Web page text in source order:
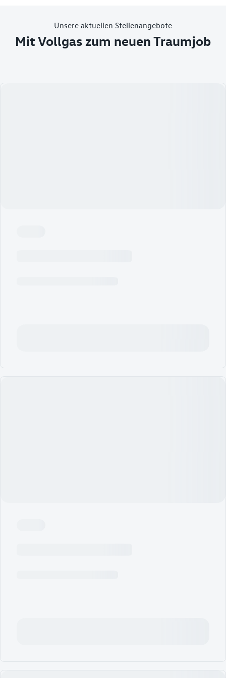
Unsere aktuellen Stellenangebote
Mit Vollgas zum neuen Traumjob